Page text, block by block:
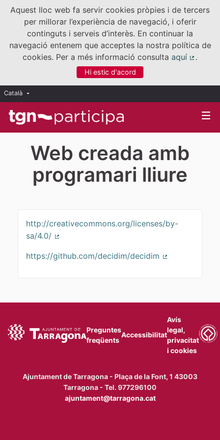
Aquest lloc web fa servir cookies pròpies i de tercers
per millorar l’experiència de navegació, i oferir
continguts i serveis d’interès. En continuar la
navegació entenem que acceptes la nostra política de
cookies. Per a més informació consulta aquí
.
Hi estic d'acord
Català Triar la llengua
Web creada amb
programari lliure
http://creativecommons.org/licenses/by-
sa/4.0/
https://github.com/decidim/decidim
Preguntes
freqüents
Accessibilitat
Avís
legal,
privacitat
i cookies
Ajuntament de Tarragona - Plaça de la Font, 1 43003
Tarragona - Tel. 977296100
ajuntament@tarragona.cat